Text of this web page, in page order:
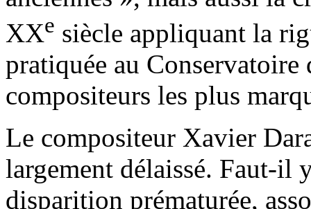
XXe siècle appliquant la
pratiquée au
compositeurs les plus
Le compositeur Xavier
largement délaissé. Faut-il
disparition prématurée,